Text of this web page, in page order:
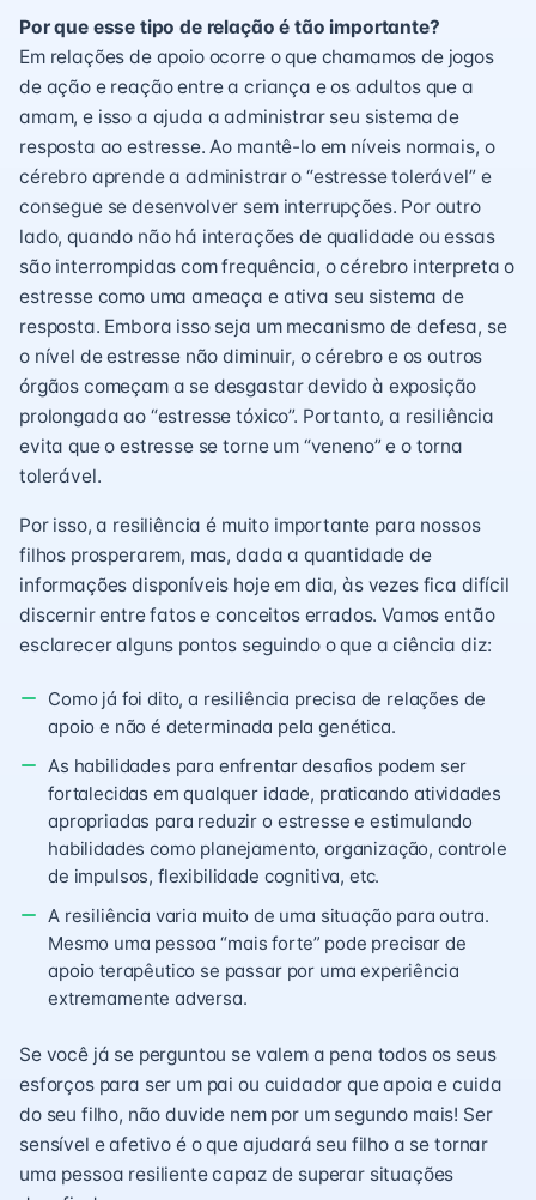
Por que esse tipo de relação é tão importante?
Em relações de apoio ocorre o que chamamos de jogos
de ação e reação entre a criança e os adultos que a
amam, e isso a ajuda a administrar seu sistema de
resposta ao estresse. Ao mantê-lo em níveis normais, o
cérebro aprende a administrar o “estresse tolerável” e
consegue se desenvolver sem interrupções. Por outro
lado, quando não há interações de qualidade ou essas
são interrompidas com frequência, o cérebro interpreta o
estresse como uma ameaça e ativa seu sistema de
resposta. Embora isso seja um mecanismo de defesa, se
o nível de estresse não diminuir, o cérebro e os outros
órgãos começam a se desgastar devido à exposição
prolongada ao “estresse tóxico”. Portanto, a resiliência
evita que o estresse se torne um “veneno” e o torna
tolerável.
Por isso, a resiliência é muito importante para nossos
filhos prosperarem, mas, dada a quantidade de
informações disponíveis hoje em dia, às vezes fica difícil
discernir entre fatos e conceitos errados. Vamos então
esclarecer alguns pontos seguindo o que a ciência diz:
Como já foi dito, a resiliência precisa de relações de
apoio e não é determinada pela genética.
As habilidades para enfrentar desafios podem ser
fortalecidas em qualquer idade, praticando atividades
apropriadas para reduzir o estresse e estimulando
habilidades como planejamento, organização, controle
de impulsos, flexibilidade cognitiva, etc.
A resiliência varia muito de uma situação para outra.
Mesmo uma pessoa “mais forte” pode precisar de
apoio terapêutico se passar por uma experiência
extremamente adversa.
Se você já se perguntou se valem a pena todos os seus
esforços para ser um pai ou cuidador que apoia e cuida
do seu filho, não duvide nem por um segundo mais! Ser
sensível e afetivo é o que ajudará seu filho a se tornar
uma pessoa resiliente capaz de superar situações